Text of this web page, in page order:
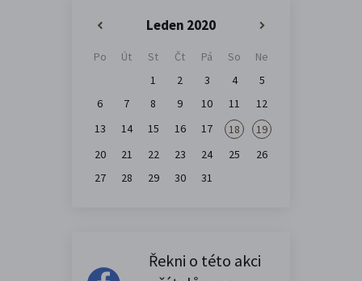
Leden 2020
Po Út St Čt Pá So
Ne
1
2 3 4
5
6
7 8 9 10 11
12
13
14 15 16 17 18
19
20
21 22 23 24 25
26
27
28 29 30 31
Řekni o této akci